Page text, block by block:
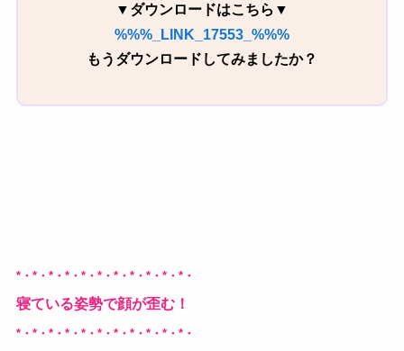
▼ダウンロードはこちら▼
%%%_LINK_17553_%%%
もうダウンロードしてみましたか？
*・*・*・*・*・ *・*・*・*・*・*・
寝ている姿勢で顔が歪む！
*・*・*・*・*・ *・*・*・*・*・*・